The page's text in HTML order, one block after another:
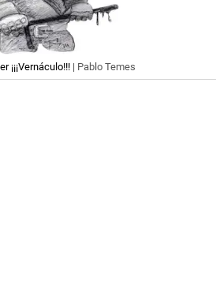
¡¡¡Vernáculo!!! | Pablo Temes